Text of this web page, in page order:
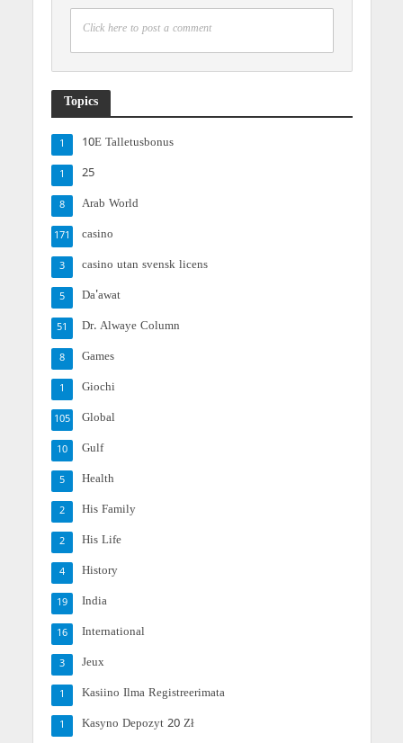
Click here to post a comment
Topics
10E Talletusbonus
1
25
1
Arab World
8
casino
171
casino utan svensk licens
3
Da'awat
5
Dr. Alwaye Column
51
Games
8
Giochi
1
Global
105
Gulf
10
Health
5
His Family
2
His Life
2
History
4
India
19
International
16
Jeux
3
Kasiino Ilma Registreerimata
1
Kasyno Depozyt 20 Zł
1